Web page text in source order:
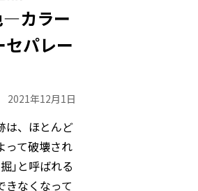
カラー
パレー
2021年12月1日
は、ほとんど
って破壊され
｣と呼ばれる
きなくなって